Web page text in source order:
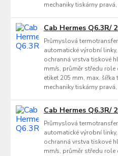
mechaniky tiskárny
Cab Hermes Q6.3R/
Průmyslová
automatické výrobní
ochranná vrstva tiskové
mm/s, průměr středu role
etiket 205 mm, max.
mechaniky tiskárny
Cab Hermes Q6.3R/
Průmyslová
automatické výrobní
ochranná vrstva tiskové
mm/s, průměr středu role